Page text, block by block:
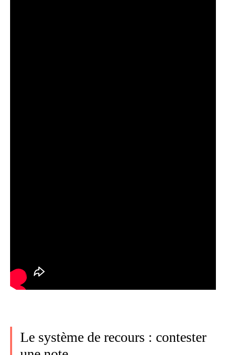
Le système de recours : contester